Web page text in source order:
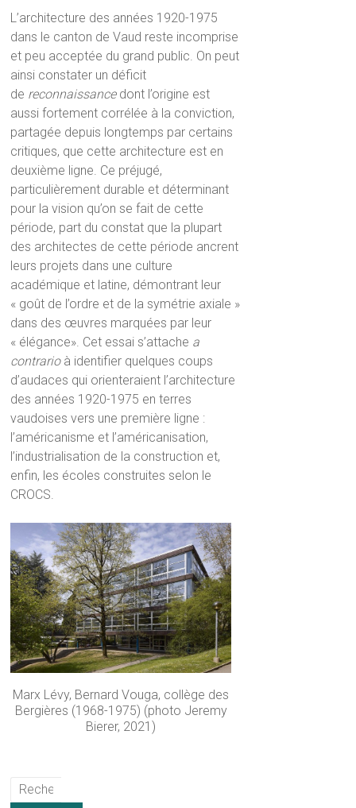
L’architecture des années 1920-1975
dans le canton de Vaud reste incomprise
et peu acceptée du grand public. On peut
ainsi constater un déficit
de reconnaissancedont l’origine est
aussi fortement corrélée à la conviction,
partagée depuis longtemps par certains
critiques, que cette architecture est en
deuxième ligne. Ce préjugé,
particulièrement durable et déterminant
pour la vision qu’on se fait de cette
période, part du constat que la plupart
des architectes de cette période ancrent
leurs projets dans une culture
académique et latine, démontrant leur
« goût de l’ordre et de la symétrie axiale »
dans des œuvres marquées par leur
« élégance». Cet essai s’attache a
contrarioà identifier quelques coups
d’audaces qui orienteraient l’architecture
des années 1920-1975 en terres
vaudoises vers une première ligne :
l’américanisme et l’américanisation,
l’industrialisation de la construction et,
enfin, les écoles construites selon le
CROCS.
Marx Lévy, Bernard Vouga, collège des
Bergières (1968-1975) (photo Jeremy
Bierer, 2021)